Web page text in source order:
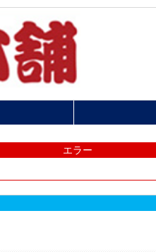
エラー